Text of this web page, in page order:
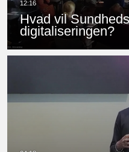
Hvad vil
digitaliseringen?